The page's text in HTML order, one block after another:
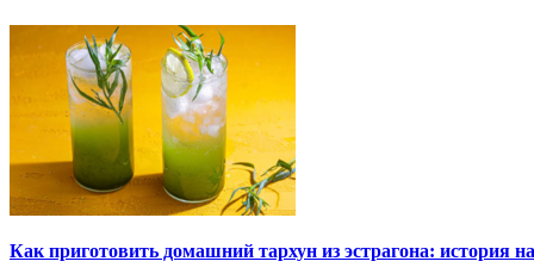
Как приготовить домашний тархун из эстрагона: история